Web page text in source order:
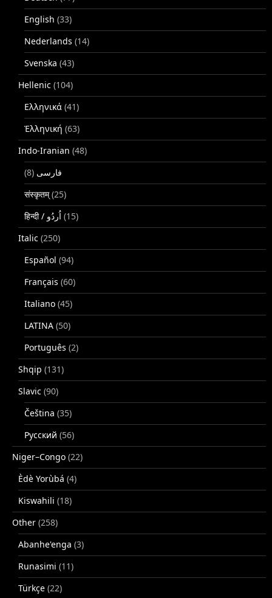
English (33)
Nederlands (14)
Svenska (43)
Hellenic (104)
Ελληνικά (41)
Ἑλληνική (63)
Indo-Iranian (48)
فارسی (8)
संस्कृतम्(25)
(15)
Italic (250)
Español (94)
Français (60)
Italiano (45)
LATINA (50)
Português (2)
Shqip (131)
Slavic (90)
Čeština (35)
Русский (56)
Niger–Congo (22)
Èdè Yorùbá (4)
Kiswahili (18)
Other (258)
Abanhe'enga (3)
Runasimi (11)
Türkçe (22)